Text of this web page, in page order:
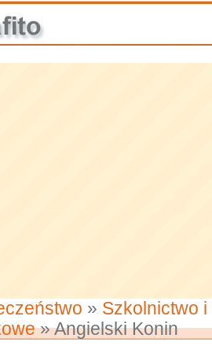
» Szkolnictwo
» Angielski Konin